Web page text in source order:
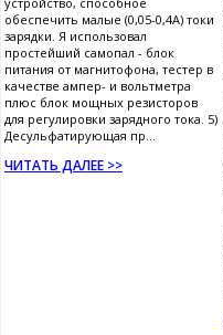
обеспечить малые (0,05-0,4А) токи
зарядки. Я использовал
простейший самопал - блок
питания от магнитофона, тестер в
качестве ампер- и вольтметра
плюс блок мощных резисторов
для регулировки зарядного тока. 5)
Десульфатирующая пр...
ЧИТАТЬ ДАЛЕЕ >>